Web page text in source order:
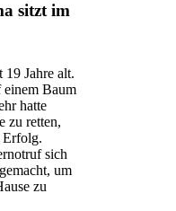
sitzt im
Jahre alt.
einem Baum
hatte
zu retten,
Erfolg.
sich
um
zu